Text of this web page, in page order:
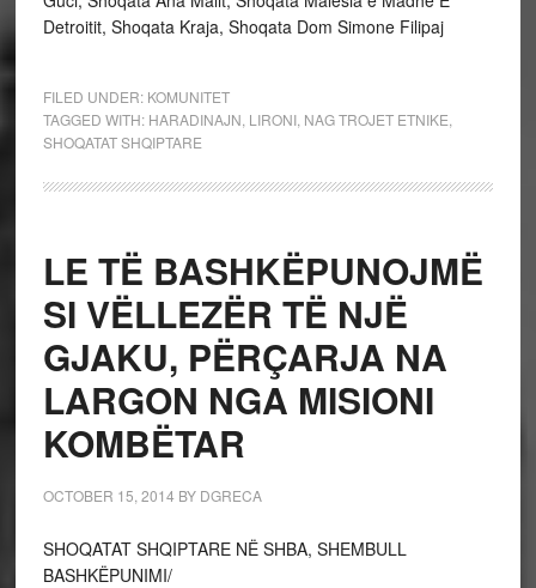
Detroitit, Shoqata Kraja, Shoqata Dom Simone Filipaj
FILED UNDER: KOMUNITET
TAGGED WITH: HARADINAJN LIRONI, NAG TROJET ETNIKE
SHOQATAT SHQIPTARE
LE TË BASHKËPUNOJMË
SI VËLLEZËR TË NJË
GJAKU, PËRÇARJA NA
LARGON NGA MISIONI
KOMBËTAR
OCTOBER 15, 2014 BY DGRECA
SHOQATAT SHQIPTARE NË SHBA, SHEMBULL
BASHKËPUNIMI/